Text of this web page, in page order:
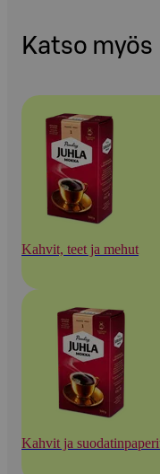
Katso myös
Kahvit, teet ja mehut
Kahvit ja